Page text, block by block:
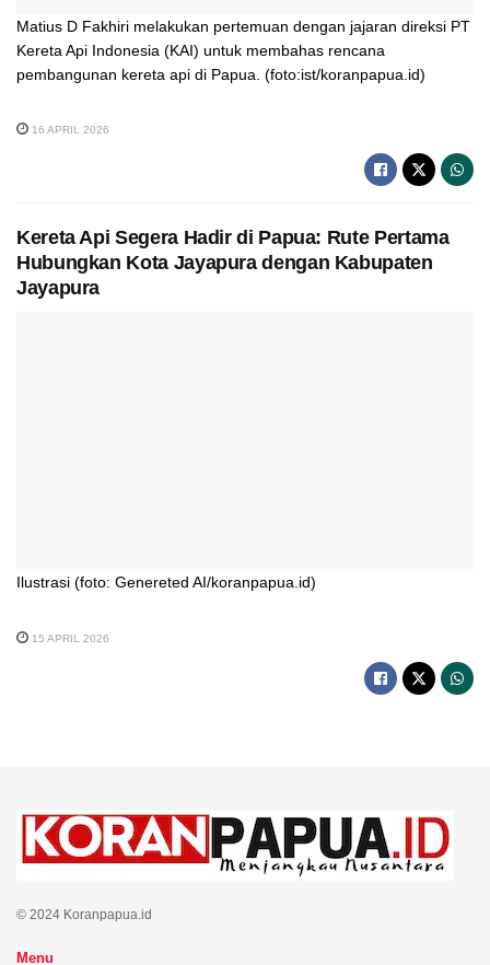
Matius D Fakhiri melakukan pertemuan dengan jajaran direksi PT
Kereta Api Indonesia (KAI) untuk membahas rencana
pembangunan kereta api di Papua. (foto:ist/koranpapua.id)
16 APRIL 2026
Kereta Api Segera Hadir di Papua: Rute Pertama
Hubungkan Kota Jayapura dengan Kabupaten
Jayapura
Ilustrasi (foto: Genereted AI/koranpapua.id)
15 APRIL 2026
© 2024 Koranpapua.id
Menu